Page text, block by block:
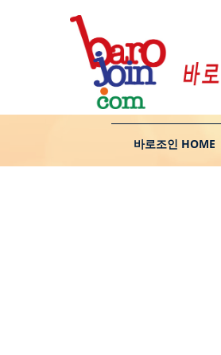
바로조인 HOME